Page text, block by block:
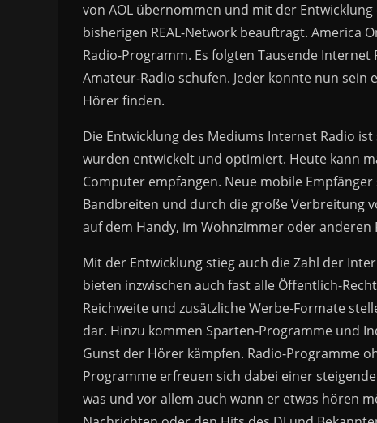
von AOL übernommen und mit der
bisherigen REAL-Network beauftragt. America
Radio-Programm. Es folgten Tausende
Amateur-Radio schufen. Jeder konnte nun
Hörer finden.
Die Entwicklung des Mediums Internet Radio
wurden entwickelt und optimiert. Heute kann
Computer empfangen. Neue mobile
Bandbreiten und durch die große Verbreitung
auf dem Handy, im Wohnzimmer oder
Mit der Entwicklung stieg auch die Zahl der
bieten inzwischen auch fast alle Öffentlich-
Reichweite und zusätzliche Werbe-Formate
dar. Hinzu kommen Sparten-Programme und
Gunst der Hörer kämpfen. Radio-Programme
Programme erfreuen sich dabei einer
was und vor allem auch wann er etwas hören